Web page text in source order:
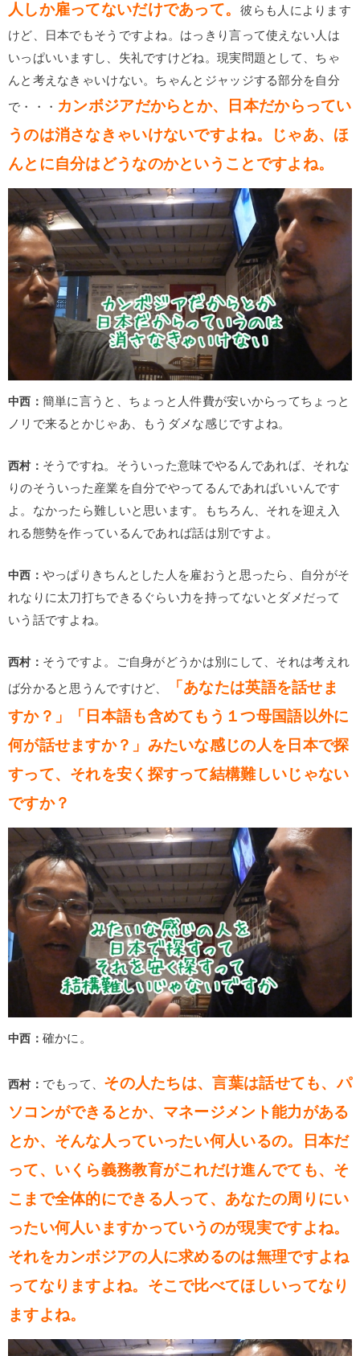
人しか雇ってないだけであって。彼らも人によります
けど、日本でもそうですよね。はっきり言って使えない人は
いっぱいいますし、失礼ですけどね。現実問題として、ちゃ
んと考えなきゃいけない。ちゃんとジャッジする部分を自分
で・・・ カンボジアだからとか、日本だからってい
うのは消さなきゃいけないですよね。じゃあ、ほ
んとに自分はどうなのかということですよね。
中西： 簡単に言うと、ちょっと人件費が安いからってちょっと
ノリで来るとかじゃあ、もうダメな感じですよね。
西村： そうですね。そういった意味でやるんであれば、それな
りのそういった産業を自分でやってるんであればいいんです
よ。なかったら難しいと思います。もちろん、それを迎え入
れる態勢を作っているんであれば話は別ですよ。
中西： やっぱりきちんとした人を雇おうと思ったら、自分がそ
れなりに太刀打ちできるぐらい力を持ってないとダメだって
いう話ですよね。
西村： そうですよ。ご自身がどうかは別にして、それは考えれ
ば分かると思うんですけど、
「あなたは英語を話せま
すか？」「日本語も含めてもう１つ母国語以外に
何が話せますか？」みたいな感じの人を日本で探
すって、それを安く探すって結構難しいじゃない
ですか？
中西： 確かに。
西村： でもって、 その人たちは、言葉は話せても、パ
ソコンができるとか、マネージメント能力がある
とか、そんな人っていったい何人いるの。日本だ
って、いくら義務教育がこれだけ進んでても、そ
こまで全体的にできる人って、あなたの周りにい
ったい何人いますかっていうのが現実ですよね。
それをカンボジアの人に求めるのは無理ですよね
ってなりますよね。そこで比べてほしいってなり
ますよね。